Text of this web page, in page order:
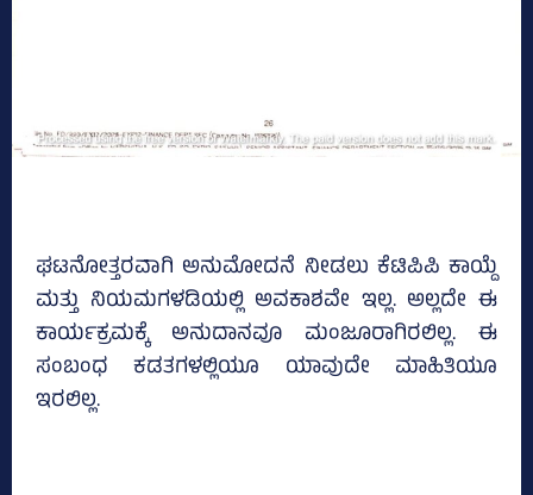
ಘಟನೋತ್ತರವಾಗಿ ಅನುಮೋದನೆ ನೀಡಲು ಕೆಟಿಪಿಪಿ ಕಾಯ್ದೆ
ಮತ್ತು ನಿಯಮಗಳಡಿಯಲ್ಲಿ ಅವಕಾಶವೇ ಇಲ್ಲ. ಅಲ್ಲದೇ ಈ
ಕಾರ್ಯಕ್ರಮಕ್ಕೆ ಅನುದಾನವೂ ಮಂಜೂರಾಗಿರಲಿಲ್ಲ. ಈ
ಸಂಬಂಧ ಕಡತಗಳಲ್ಲಿಯೂ ಯಾವುದೇ ಮಾಹಿತಿಯೂ
ಇರಲಿಲ್ಲ.